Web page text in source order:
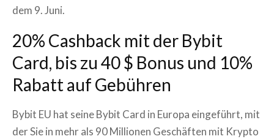
dem 9. Juni.
20% Cashback mit der Bybit
Card, bis zu 40 $ Bonus und 10%
Rabatt auf Gebühren
Bybit EU hat seine Bybit Card in Europa eingeführt, mit
der Sie in mehr als 90 Millionen Geschäften mit Krypto